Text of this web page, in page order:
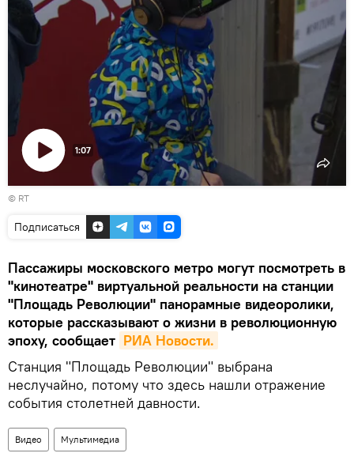
Воспроизвести
1:07
© RT
Подписаться
Пассажиры московского метро могут посмотреть в
"кинотеатре" виртуальной реальности на станции
"Площадь Революции" панорамные видеоролики,
которые рассказывают о жизни в революционную
эпоху, сообщает РИА Новости.
Станция "Площадь Революции" выбрана
неслучайно, потому что здесь нашли отражение
события столетней давности.
Видео Мультимедиа